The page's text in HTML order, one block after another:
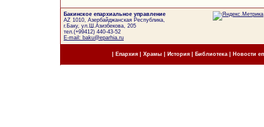
Бакинское епархиальное управление
AZ 1010, Азербайджанская Республика,
г.Баку, ул.Ш.Азизбекова, 205
тел.(+99412) 440-43-52
E-mail: baku@eparhia.ru
Епархия| Храмы История| Библиотека Новости